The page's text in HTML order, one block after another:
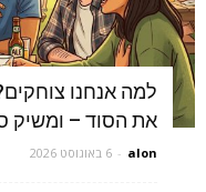
למה אנחנו
את הסוד – ומשיק
alon
- 6 באוגוסט 2026